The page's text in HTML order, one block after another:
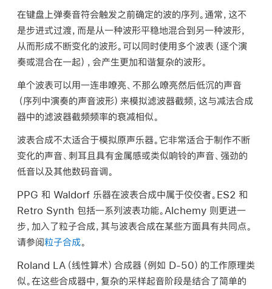
在键盘上弹奏音符会触发之前确定的波的序列。通常，这不
是步进式过渡，而是从一种波形平稳地混合到另一种波形，
从而形成不断变化的波形。可以同时使用多个波表（逐个演
奏或混合在一起），会产生更加和谐复杂的波形。
单个波表可以用一连串嘹亮、不那么嘹亮然后低沉的声音
（序列中演奏的声音波形）来模拟滤波器截频，这与减法合成
器中的滤波器截频频率的衰减相似。
波表合成不太适合于模拟原声乐器。它非常适合于制作不断
变化的声音、刺耳且具有金属感或类似响铃的声音、强劲的
低音以及其他数码音调。
PPG 和 Waldorf 乐器在波表合成中属于佼佼者。ES2 和
Retro Synth 包括一系列波表功能。Alchemy 则更进一
步，加入了粒子合成，其与波表合成在某些方面具有共同点。
请参阅粒子合成。
Roland LA（线性算术）合成器（例如 D-50）的工作原理类
似。在这些合成器中，复杂的采样起音阶段是结合了简单的